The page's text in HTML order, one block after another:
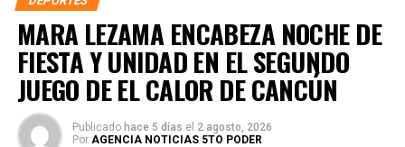
MARA LEZAMA ENCABEZA NOCHE DE
FIESTA Y UNIDAD EN EL SEGUNDO
JUEGO DE EL CALOR DE CANCÚN
Publicado hace 5 días el 2 agosto, 2026
Por AGENCIA NOTICIAS 5TO PODER